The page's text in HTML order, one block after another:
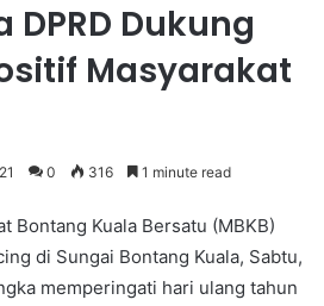
Dukung
Masyarakat
0 316 1 minute read
Bontang Kuala Bersatu (MBKB)
di Sungai Bontang Kuala, Sabtu,
memperingati hari ulang tahun